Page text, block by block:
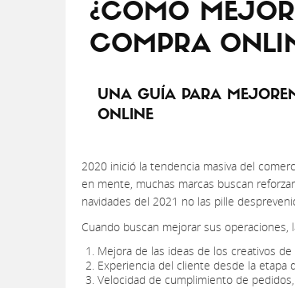
¿CÓMO
COMPRA
UNA GUÍA PARA
ONLINE
2020 inició la tendencia masiva del
en mente, muchas marcas buscan
navidades del 2021 no las pille
Cuando buscan mejorar sus
Mejora de las ideas de los creativos
Experiencia del cliente desde la etapa
Velocidad de cumplimiento de